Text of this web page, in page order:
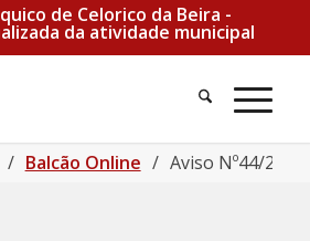
de Celorico da Beira -
da atividade municipal
/ Balcão Online / Aviso Nº44/